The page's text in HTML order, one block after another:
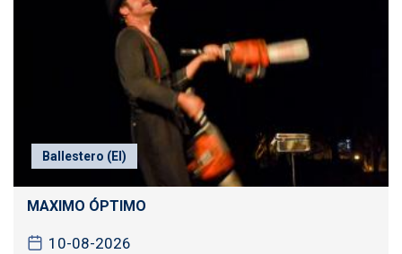
Ballestero (El)
MAXIMO ÓPTIMO
10-08-2026